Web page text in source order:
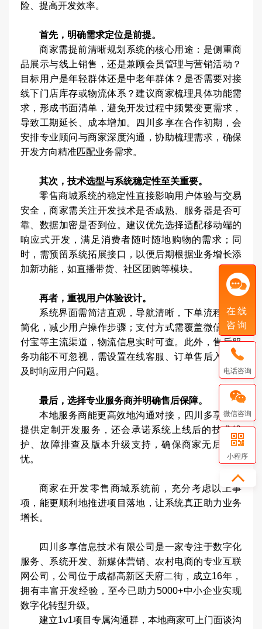
险、提高开发效率。
首先，明确需求定位是前提。
商家需提前清晰规划系统的核心用途：是侧重商
品展示与线上销售，还是兼顾会员管理与营销活动？
目标用户是年轻群体还是中老年群体？是否需要对接
线下门店库存或物流体系？建议商家梳理具体功能需
求，形成书面清单，避免开发过程中频繁变更需求，
导致工期延长、成本增加。四川多享在合作初期，会
安排专业顾问与商家深度沟通，协助梳理需求，确保
开发方向精准匹配业务需求。
其次，技术选型与系统稳定性至关重要。
零售商城系统的稳定性直接影响用户体验与交易
安全，商家需关注开发技术是否成熟、服务器是否可
靠、数据加密是否到位。建议优先选择适配移动端的
响应式开发，满足消费者随时随地购物的需求；同
时，需预留系统拓展接口，以便后期根据业务增长添
加新功能，如直播带货、社区团购等模块。
再者，重视用户体验设计。
系统界面需简洁直观，导航清晰，下单流程尽量
简化，减少用户操作步骤；支付方式需覆盖微信、支
付宝等主流渠道，物流信息实时可查。此外，售后服
务功能不可忽视，需设置在线客服、订单售后入口，
及时响应用户问题。
最后，选择专业服务商并明确售后保障。
本地服务商能更高效地沟通对接，四川多享不仅
提供定制开发服务，还会承诺系统上线后的技术维
护、故障排查及版本升级支持，确保商家无后顾之
忧。
商家在开发零售商城系统前，充分考虑以上事
项，能更顺利地推进项目落地，让系统真正助力业务
增长。
四川多享信息技术有限公司是一家专注于数字化
服务、系统开发、新媒体营销、农村电商的专业互联
网公司，公司位于成都高新区天府二街，成立16年，
拥有丰富开发经验，至今已助力5000+中小企业实现
数字化转型升级。
建立1v1项目专属沟通群，本地商家可上门面谈沟
在线
咨询
电话咨询
微信咨询
小程序